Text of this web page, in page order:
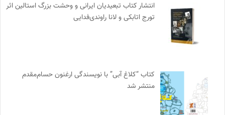
انتشار کتاب تبعیدیان ایرانی و وحشت بزرگ استالین اثر
تورج اتابکی و لانا راوندی‌فدایی
کتاب “کلاغ آبی” با نویسندگی ارغنون حسام‌مقدم
منتشر شد